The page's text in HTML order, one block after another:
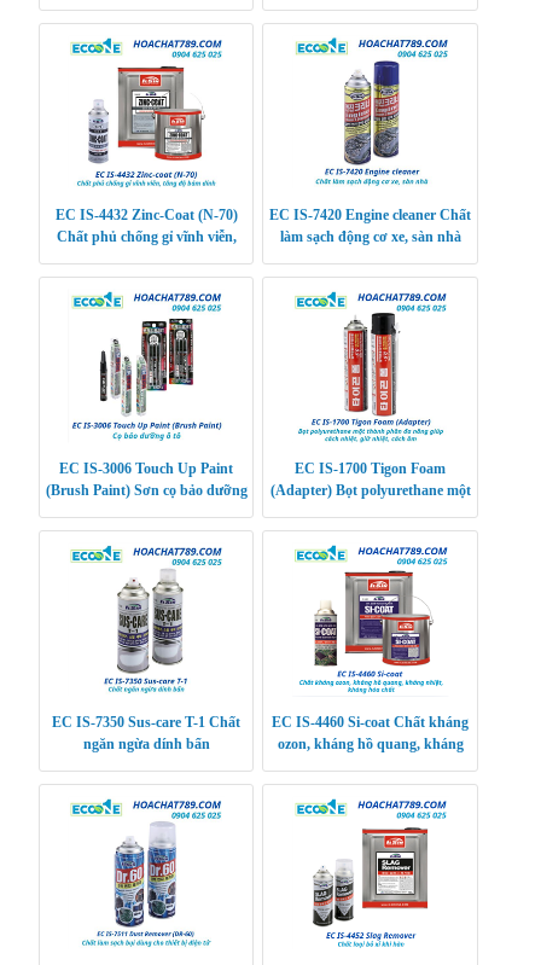
EC IS-4432 Zinc-Coat (N-70)
Chất phủ chống gỉ vĩnh viễn,
EC IS-7420 Engine cleaner Chất
làm sạch động cơ xe, sàn nhà
EC IS-3006 Touch Up Paint
(Brush Paint) Sơn cọ bảo dưỡng
EC IS-1700 Tigon Foam
(Adapter) Bọt polyurethane một
nhiệt, giữ nhiệt,
EC IS-7350 Sus-care T-1 Chất
ngăn ngừa dính bẩn
EC IS-4460 Si-coat Chất kháng
ozon, kháng hồ quang, kháng